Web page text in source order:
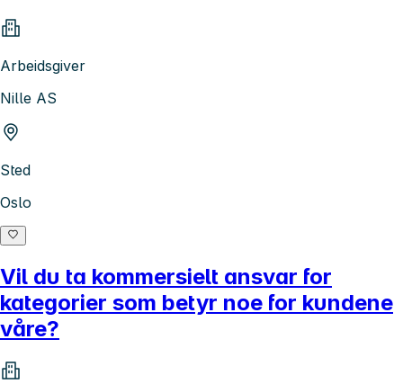
Arbeidsgiver
Nille AS
Sted
Oslo
Vil du ta kommersielt ansvar for
kategorier som betyr noe for kundene
våre?